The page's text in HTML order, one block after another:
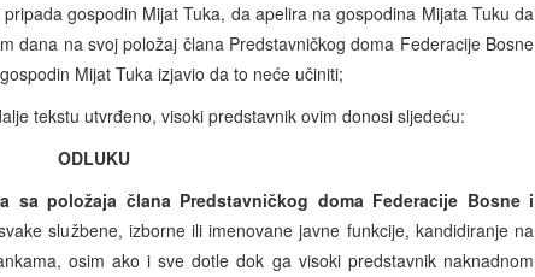
gospodin Mijat Tuka, da apelira na gospodina Mijata Tuku da
dana na svoj položaj člana Predstavničkog doma Federacije Bosne
Mijat Tuka izjavio da to neće učiniti;
tekstu utvrđeno, visoki predstavnik ovim donosi sljedeću:
ODLUKU
sa položaja člana Predstavničkog doma Federacije Bosne i
službene, izborne ili imenovane javne funkcije, kandidiranje na
osim ako i sve dotle dok ga visoki predstavnik naknadnom